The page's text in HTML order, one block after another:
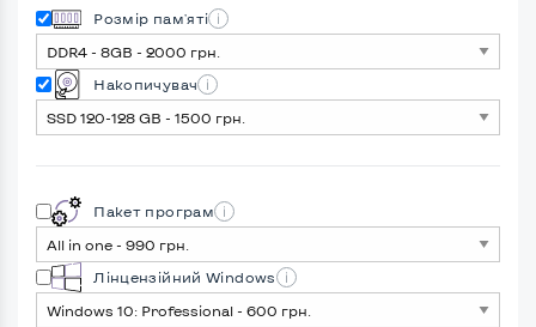
Розмір пам'яті
Накопичувач
Пакет програм
Лінцензійний Windows